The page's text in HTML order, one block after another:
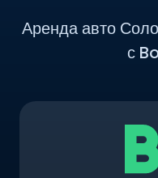
Аренда авто
с